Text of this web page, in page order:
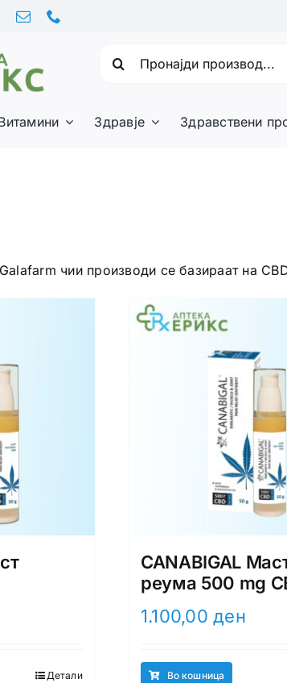
Здравје Здравствени
чии производи се базираат на
Детали
CANABIGAL
реума 500 mg
1.100,00ден
Во кошница